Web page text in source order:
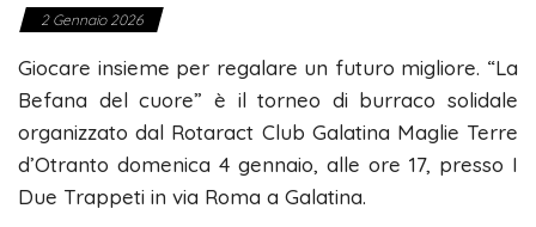
2 Gennaio 2026
Giocare insieme per regalare un futuro migliore. “La
Befana del cuore” è il torneo di burraco solidale
organizzato dal Rotaract Club Galatina Maglie Terre
d’Otranto domenica 4 gennaio, alle ore 17, presso I
Due Trappeti in via Roma a Galatina.